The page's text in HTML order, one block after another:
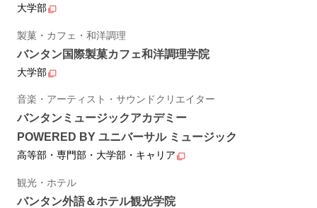
大学部
製菓・カフェ・和洋調理
バンタン国際製菓カフェ和洋調理学院
大学部
音楽・アーティスト・サウンドクリエイター
バンタンミュージックアカデミー
POWERED BY ユニバーサル ミュージック
高等部・専門部・大学部・キャリア
観光・ホテル
バンタン外語＆ホテル観光学院